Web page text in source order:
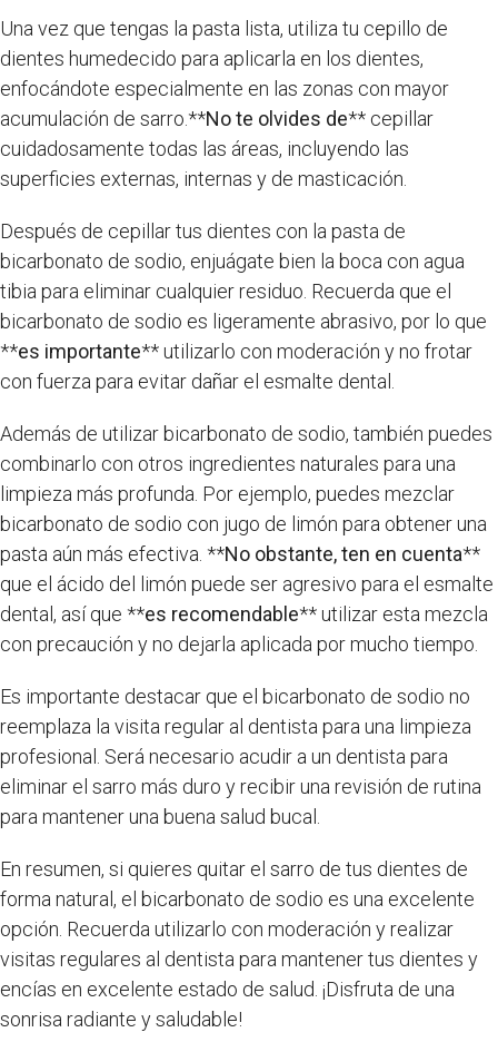
Una vez que tengas la pasta lista, utiliza tu cepillo de
dientes humedecido para aplicarla en los dientes,
enfocándote especialmente en las zonas con mayor
acumulación de sarro.**No te olvides de** cepillar
cuidadosamente todas las áreas, incluyendo las
superficies externas, internas y de masticación.
Después de cepillar tus dientes con la pasta de
bicarbonato de sodio, enjuágate bien la boca con agua
tibia para eliminar cualquier residuo. Recuerda que el
bicarbonato de sodio es ligeramente abrasivo, por lo que
**es importante** utilizarlo con moderación y no frotar
con fuerza para evitar dañar el esmalte dental.
Además de utilizar bicarbonato de sodio, también puedes
combinarlo con otros ingredientes naturales para una
limpieza más profunda. Por ejemplo, puedes mezclar
bicarbonato de sodio con jugo de limón para obtener una
pasta aún más efectiva. **No obstante, ten en cuenta**
que el ácido del limón puede ser agresivo para el esmalte
dental, así que **es recomendable** utilizar esta mezcla
con precaución y no dejarla aplicada por mucho tiempo.
Es importante destacar que el bicarbonato de sodio no
reemplaza la visita regular al dentista para una limpieza
profesional. Será necesario acudir a un dentista para
eliminar el sarro más duro y recibir una revisión de rutina
para mantener una buena salud bucal.
En resumen, si quieres quitar el sarro de tus dientes de
forma natural, el bicarbonato de sodio es una excelente
opción. Recuerda utilizarlo con moderación y realizar
visitas regulares al dentista para mantener tus dientes y
encías en excelente estado de salud. ¡Disfruta de una
sonrisa radiante y saludable!